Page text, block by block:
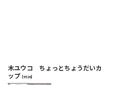
木ユウコ ちょっとちょうだいカ
ップ
9526]